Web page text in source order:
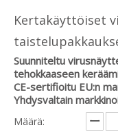
Kertakäyttöiset
Suunniteltu
tehokkaaseen
CE-sertifioitu EU:n
Yhdysvaltain
Määrä: